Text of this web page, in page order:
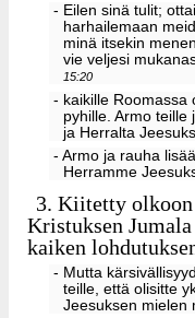
- Eilen sinä tulit;
harhailemaan
minä itsekin
vie veljesi
15:20
- kaikille Roomassa
pyhille. Armo teille
ja Herralta
- Armo ja rauha
Herramme
3. Kiitetty olkoon
Kristuksen
kaiken
- Mutta
teille, että olisitte
Jeesuksen mielen